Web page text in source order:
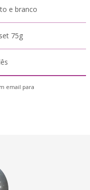
e branco
75g
email para